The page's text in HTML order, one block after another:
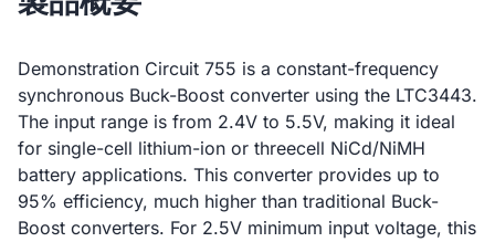
Demonstration Circuit 755 is a constant-frequency
synchronous Buck-Boost converter using the LTC3443.
The input range is from 2.4V to 5.5V, making it ideal
for single-cell lithium-ion or threecell NiCd/NiMH
battery applications. This converter provides up to
95% efficiency, much higher than traditional Buck-
Boost converters. For 2.5V minimum input voltage, this